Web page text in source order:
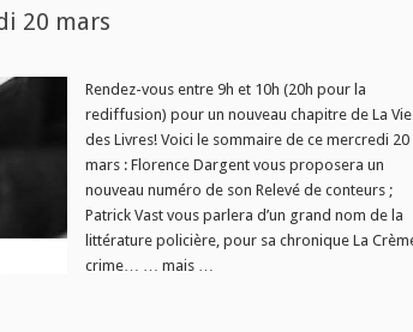
20 mars
Rendez-vous entre 9h et 10h (20h pour la
rediffusion) pour un nouveau chapitre de La Vie
des Livres! Voici le sommaire de ce mercredi 20
mars : Florence Dargent vous proposera un
nouveau numéro de son Relevé de conteurs ;
Patrick Vast vous parlera d’un grand nom de la
littérature policière, pour sa chronique La
crime… … mais …